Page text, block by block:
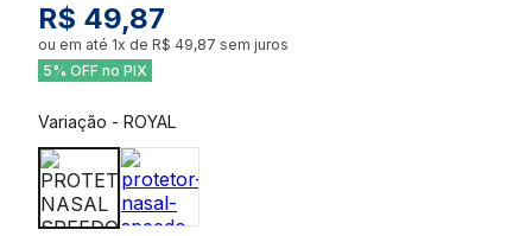
R$ 49,87
ou em até 1x de R$ 49,87 sem juros
5% OFF no PIX
Variação - ROYAL